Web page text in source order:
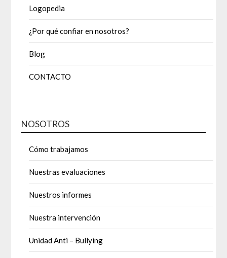
Logopedia
¿Por qué confiar en nosotros?
Blog
CONTACTO
NOSOTROS
Cómo trabajamos
Nuestras evaluaciones
Nuestros informes
Nuestra intervención
Unidad Anti – Bullying